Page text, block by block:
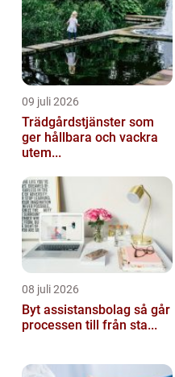
09 juli 2026
Trädgårdstjänster som
ger hållbara och vackra
utem...
08 juli 2026
Byt assistansbolag så går
processen till från sta...